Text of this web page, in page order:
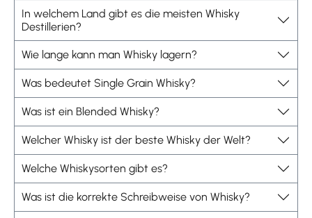
In welchem Land gibt es die meisten Whisky
Destillerien?
Wie lange kann man Whisky lagern?
Was bedeutet Single Grain Whisky?
Was ist ein Blended Whisky?
Welcher Whisky ist der beste Whisky der Welt?
Welche Whiskysorten gibt es?
Was ist die korrekte Schreibweise von Whisky?